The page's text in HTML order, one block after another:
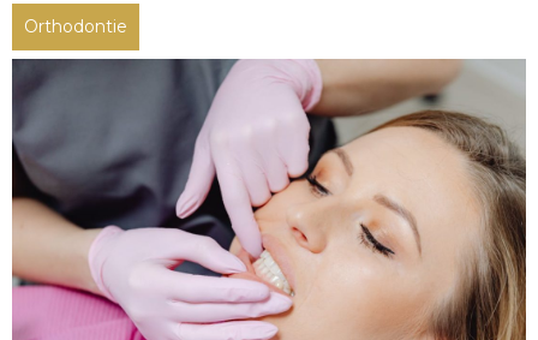
Orthodontie